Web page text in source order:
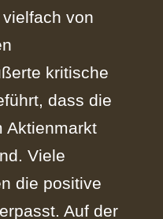
von
kritische
dass die
Aktienmarkt
Viele
die positive
Auf der